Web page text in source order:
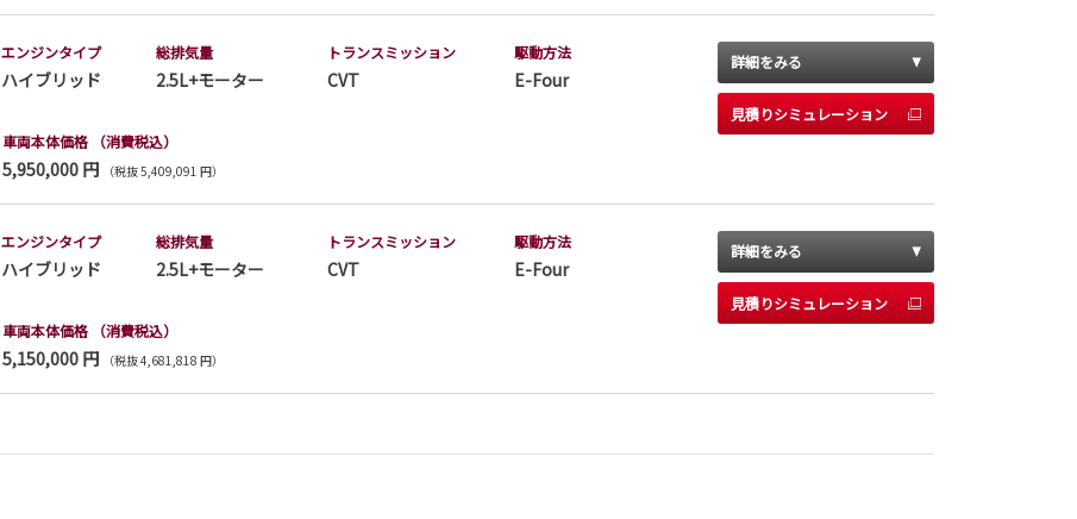
エンジンタイプ
ハイブリッド
総排気量
2.5L+モーター
トランスミッション
CVT
駆動方法
E-Four
車両本体価格 （消費税込）
5,950,000 円 （税抜 5,409,091 円）
詳細をみる
見積りシミュレーション
エンジンタイプ
ハイブリッド
総排気量
2.5L+モーター
トランスミッション
CVT
駆動方法
E-Four
車両本体価格 （消費税込）
5,150,000 円 （税抜 4,681,818 円）
詳細をみる
見積りシミュレーション